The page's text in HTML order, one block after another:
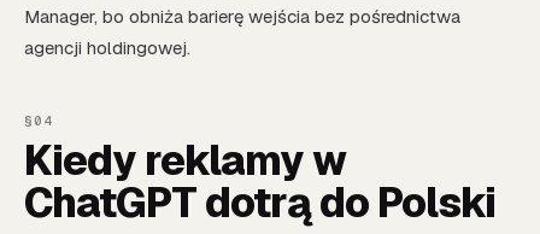
Manager, bo obniża barierę wejścia bez pośrednictwa
agencji holdingowej.
Kiedy reklamy w
ChatGPT dotrą do Polski